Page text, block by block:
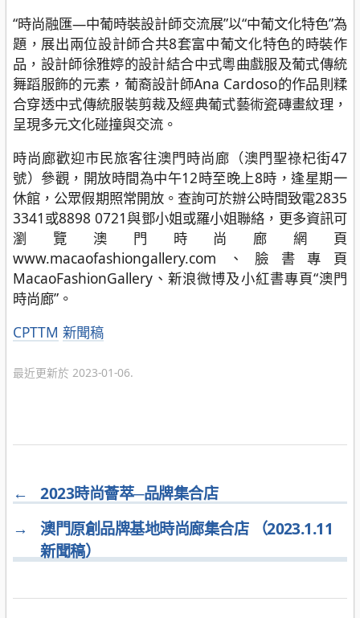
“時尚融匯—中葡時裝設計師交流展”以“中葡文化特色”為
題，展出兩位設計師合共8套富中葡文化特色的時裝作
品，設計師徐雅婷的設計結合中式粵曲戲服及葡式傳統
舞蹈服飾的元素，葡裔設計師Ana Cardoso的作品則糅
合穿透中式傳統服裝剪裁及經典葡式藝術瓷磚畫紋理，
呈現多元文化碰撞與交流。
時尚廊歡迎市民旅客往澳門時尚廊（澳門聖祿杞街47
號）參觀，開放時間為中午12時至晚上8時，逢星期一
休館，公眾假期照常開放。查詢可於辦公時間致電2835
3341或8898 0721與鄧小姐或羅小姐聯絡，更多資訊可
瀏覽澳門時尚廊網頁
www.macaofashiongallery.com、臉書專頁
MacaoFashionGallery、新浪微博及小紅書專頁“澳門
時尚廊”。
分
CPTTM 新聞稿
最近更新於 2023-01-06.
←
2023時尚薈萃─品牌集合店
→
澳門原創品牌基地時尚廊集合店 （2023.1.11
新聞稿）